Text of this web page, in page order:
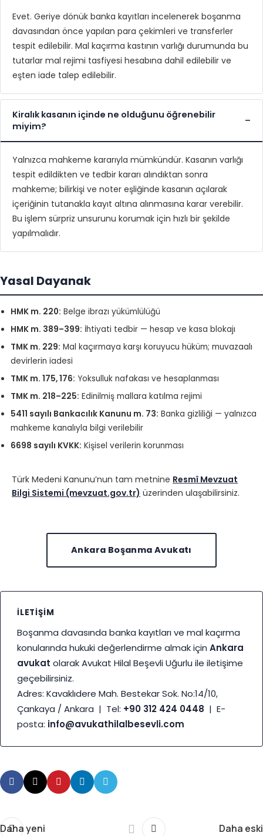
Evet. Geriye dönük banka kayıtları incelenerek boşanma
davasından önce yapılan para çekimleri ve transferler
tespit edilebilir. Mal kaçırma kastının varlığı durumunda bu
tutarlar mal rejimi tasfiyesi hesabına dahil edilebilir ve
eşten iade talep edilebilir.
Kiralık kasanın içinde ne olduğunu öğrenebilir
miyim?
Yalnızca mahkeme kararıyla mümkündür. Kasanın varlığı
tespit edildikten ve tedbir kararı alındıktan sonra
mahkeme; bilirkişi ve noter eşliğinde kasanın açılarak
içeriğinin tutanakla kayıt altına alınmasına karar verebilir.
Bu işlem sürpriz unsurunu korumak için hızlı bir şekilde
yapılmalıdır.
Yasal Dayanak
HMK m. 220: Belge ibrazı yükümlülüğü
HMK m. 389–399: İhtiyati tedbir — hesap ve kasa blokajı
TMK m. 229: Mal kaçırmaya karşı koruyucu hüküm; muvazaalı
devirlerin iadesi
TMK m. 175, 176: Yoksulluk nafakası ve hesaplanması
TMK m. 218–225: Edinilmiş mallara katılma rejimi
5411 sayılı Bankacılık Kanunu m. 73: Banka gizliliği — yalnızca
mahkeme kanalıyla bilgi verilebilir
6698 sayılı KVKK: Kişisel verilerin korunması
Türk Medeni Kanunu’nun tam metnine Resmî Mevzuat
Bilgi Sistemi (mevzuat.gov.tr) üzerinden ulaşabilirsiniz.
Ankara Boşanma Avukatı
İLETIŞIM
Boşanma davasında banka kayıtları ve mal kaçırma
konularında hukuki değerlendirme almak için Ankara
avukat olarak Avukat Hilal Beşevli Uğurlu ile iletişime
geçebilirsiniz.
Adres: Kavaklıdere Mah. Bestekar Sok. No:14/10,
Çankaya / Ankara | Tel: +90 312 424 0448 | E-
posta: info@avukathilalbesevli.com
Daha yeni Daha eski